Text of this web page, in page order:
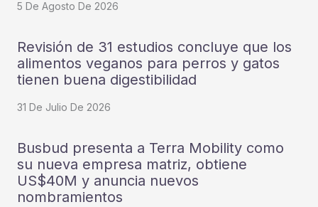
5 De Agosto De 2026
Revisión de 31 estudios concluye que los
alimentos veganos para perros y gatos
tienen buena digestibilidad
31 De Julio De 2026
Busbud presenta a Terra Mobility como
su nueva empresa matriz, obtiene
US$40M y anuncia nuevos
nombramientos